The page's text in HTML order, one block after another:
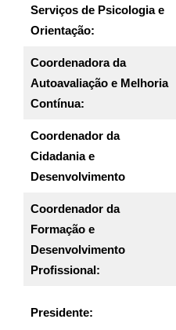
Serviços de Psicologia e
Orientação:
Coordenadora da
Autoavaliação e Melhoria
Contínua:
Coordenador da
Cidadania e
Desenvolvimento
Coordenador da
Formação e
Desenvolvimento
Profissional:
Presidente: